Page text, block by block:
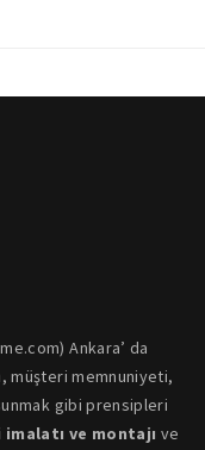
Ankara’ da
müşteri memnuniyeti,
gibi prensipleri
ve montajı ve